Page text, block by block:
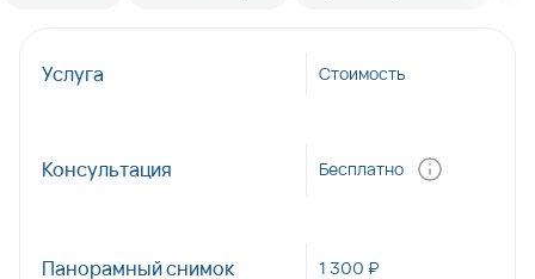
Услуга Стоимость
Консультация Бесплатно
Панорамный снимок 1 300 ₽